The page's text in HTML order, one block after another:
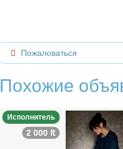
Пожаловаться
Похожие
Исполнитель
2 000 ₶